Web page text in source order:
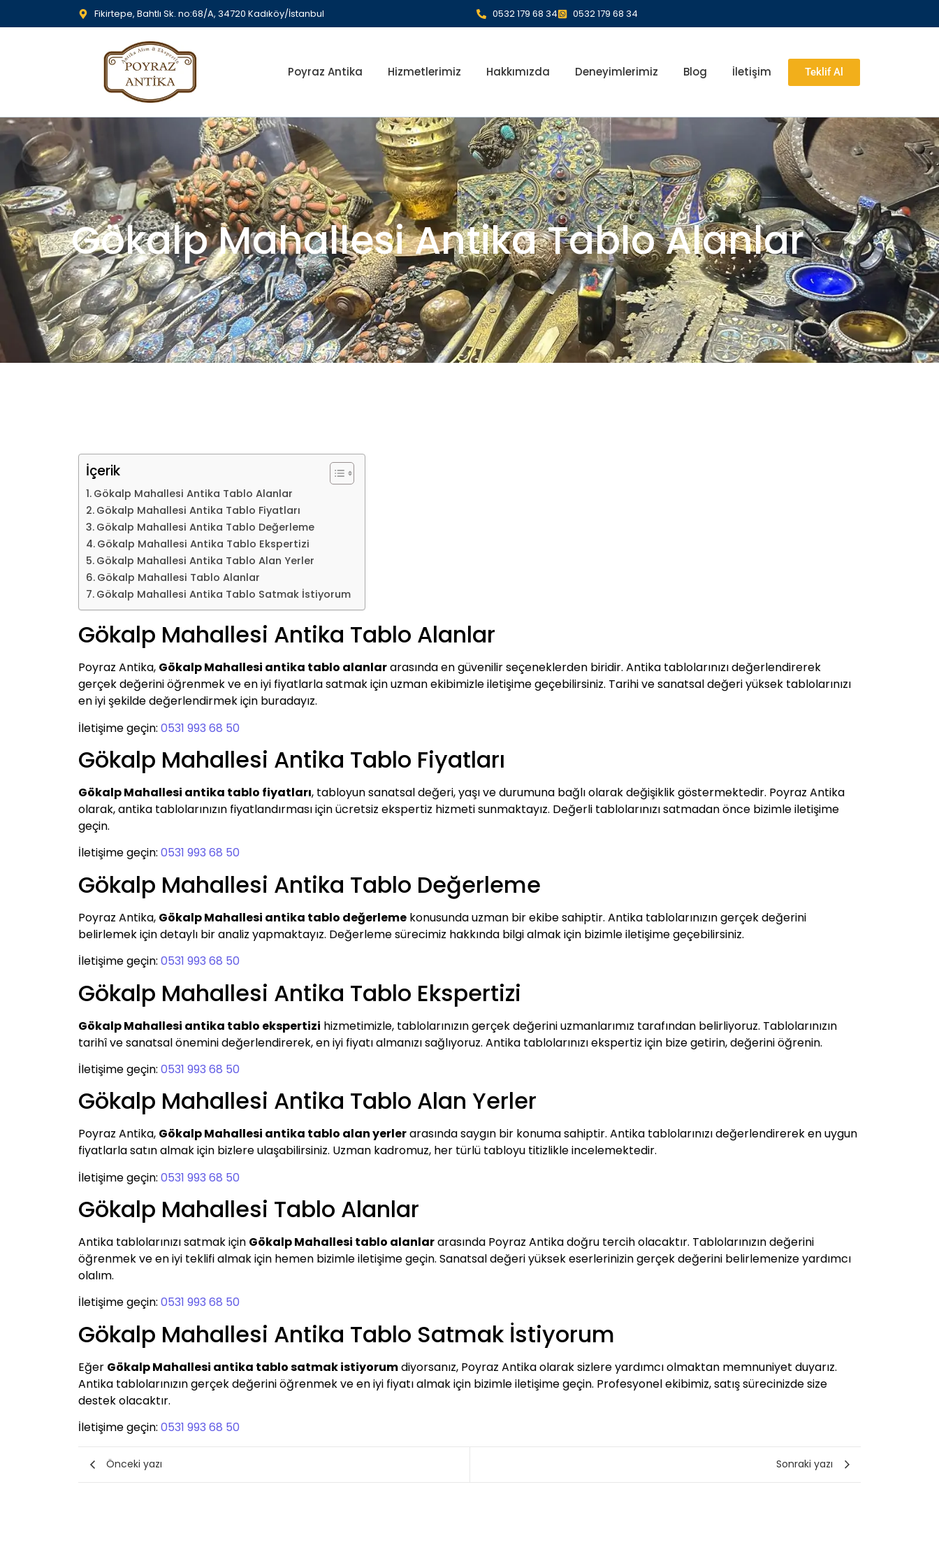
Fikirtepe, Bahtlı Sk. no:68/A, 34720 Kadıköy/İstanbul 0532 179 68 34 0532 179 68 34
Poyraz Antika Hizmetlerimiz Hakkımızda Deneyimlerimiz Blog İletişim Teklif Al
Gökalp Mahallesi Antika Tablo Alanlar
İçerik
Gökalp Mahallesi Antika Tablo Alanlar
Gökalp Mahallesi Antika Tablo Fiyatları
Gökalp Mahallesi Antika Tablo Değerleme
Gökalp Mahallesi Antika Tablo Ekspertizi
Gökalp Mahallesi Antika Tablo Alan Yerler
Gökalp Mahallesi Tablo Alanlar
Gökalp Mahallesi Antika Tablo Satmak İstiyorum
Gökalp Mahallesi Antika Tablo Alanlar
Poyraz Antika, Gökalp Mahallesi antika tablo alanlararasında en güvenilir seçeneklerden biridir. Antika tablolarınızı değerlendirerek
gerçek değerini öğrenmek ve en iyi fiyatlarla satmak için uzman ekibimizle iletişime geçebilirsiniz. Tarihi ve sanatsal değeri yüksek tablolarınızı
en iyi şekilde değerlendirmek için buradayız.
İletişime geçin: 0531 993 68 50
Gökalp Mahallesi Antika Tablo Fiyatları
Gökalp Mahallesi antika tablo fiyatları, tabloyun sanatsal değeri, yaşı ve durumuna bağlı olarak değişiklik göstermektedir. Poyraz Antika
olarak, antika tablolarınızın fiyatlandırması için ücretsiz ekspertiz hizmeti sunmaktayız. Değerli tablolarınızı satmadan önce bizimle iletişime
geçin.
İletişime geçin: 0531 993 68 50
Gökalp Mahallesi Antika Tablo Değerleme
Poyraz Antika, Gökalp Mahallesi antika tablo değerleme konusunda uzman bir ekibe sahiptir. Antika tablolarınızın gerçek değerini
belirlemek için detaylı bir analiz yapmaktayız. Değerleme sürecimiz hakkında bilgi almak için bizimle iletişime geçebilirsiniz.
İletişime geçin: 0531 993 68 50
Gökalp Mahallesi Antika Tablo Ekspertizi
Gökalp Mahallesi antika tablo ekspertizi hizmetimizle, tablolarınızın gerçek değerini uzmanlarımız tarafından belirliyoruz. Tablolarınızın
tarihî ve sanatsal önemini değerlendirerek, en iyi fiyatı almanızı sağlıyoruz. Antika tablolarınızı ekspertiz için bize getirin, değerini öğrenin.
İletişime geçin: 0531 993 68 50
Gökalp Mahallesi Antika Tablo Alan Yerler
Poyraz Antika, Gökalp Mahallesi antika tablo alan yerlerarasında saygın bir konuma sahiptir. Antika tablolarınızı değerlendirerek en uygun
fiyatlarla satın almak için bizlere ulaşabilirsiniz. Uzman kadromuz, her türlü tabloyu titizlikle incelemektedir.
İletişime geçin: 0531 993 68 50
Gökalp Mahallesi Tablo Alanlar
Antika tablolarınızı satmak için Gökalp Mahallesi tablo alanlararasında Poyraz Antika doğru tercih olacaktır. Tablolarınızın değerini
öğrenmek ve en iyi teklifi almak için hemen bizimle iletişime geçin. Sanatsal değeri yüksek eserlerinizin gerçek değerini belirlemenize yardımcı
olalım.
İletişime geçin: 0531 993 68 50
Gökalp Mahallesi Antika Tablo Satmak İstiyorum
Eğer Gökalp Mahallesi antika tablo satmak istiyorumdiyorsanız, Poyraz Antika olarak sizlere yardımcı olmaktan memnuniyet duyarız.
Antika tablolarınızın gerçek değerini öğrenmek ve en iyi fiyatı almak için bizimle iletişime geçin. Profesyonel ekibimiz, satış sürecinizde size
destek olacaktır.
İletişime geçin: 0531 993 68 50
Önceki yazı Sonraki yazı